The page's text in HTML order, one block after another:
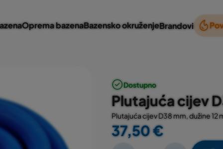
Oprema bazenaBazensko okruženjeBrandovi
Dostupno
Plutajuća cijev
Plutajuća cijev D38 mm, dužine
37,50 €